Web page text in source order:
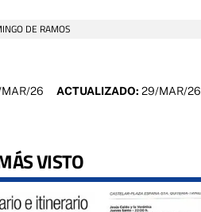
DE RAMOS
26 ACTUALIZADO: 29/MAR/26
VISTO